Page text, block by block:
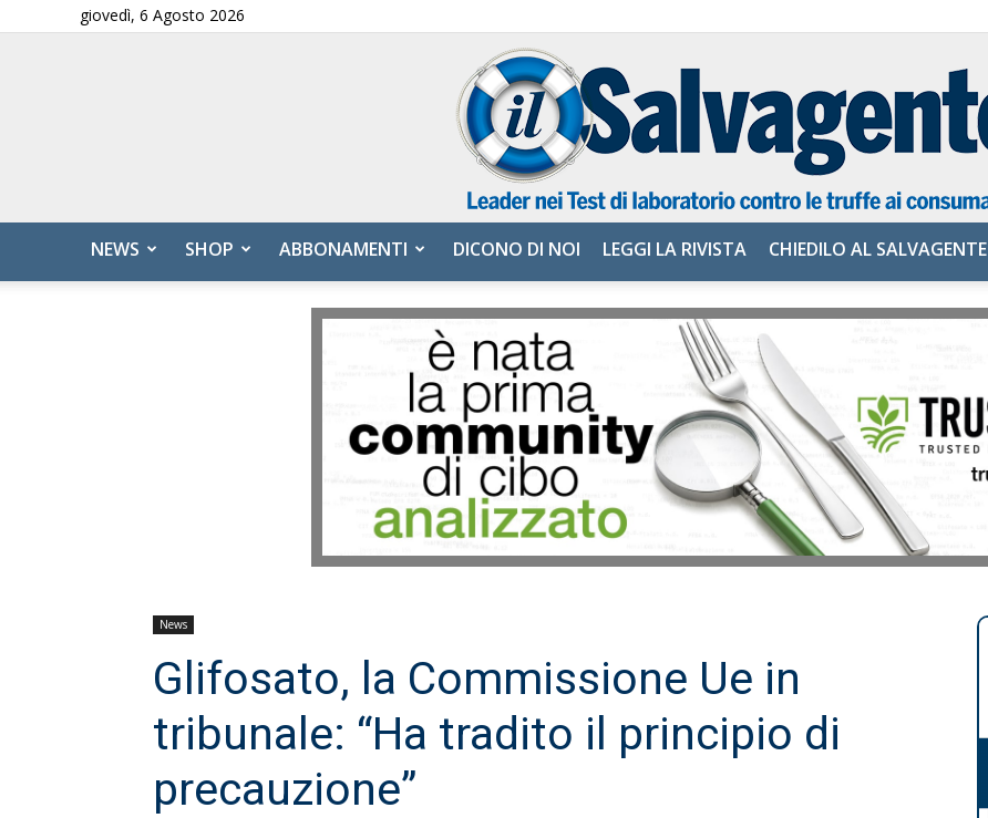
giovedì, 6 Agosto 2026
Salvagente
NEWS SHOP ABBONAMENTI DICONO DI NOI LEGGI LA RIVISTA CHIEDILO AL SALVAGENTE
News
Glifosato, la Commissione Ue in
tribunale: “Ha tradito il principio di
precauzione”